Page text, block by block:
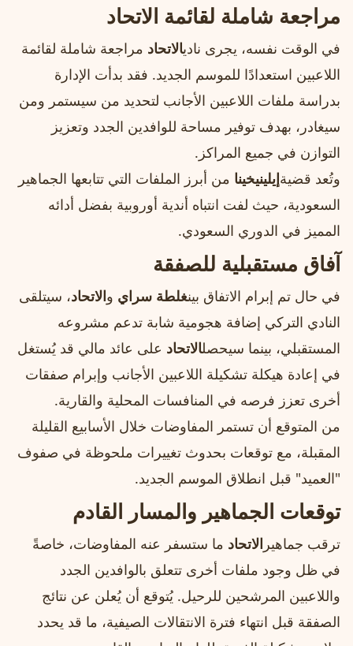
مراجعة شاملة لقائمة الاتحاد
في الوقت نفسه، يجرى ناديالاتحاد مراجعة شاملة لقائمة
اللاعبين استعدادًا للموسم الجديد. فقد بدأت الإدارة
بدراسة ملفات اللاعبين الأجانب لتحديد من سيستمر ومن
سيغادر، بهدف توفير مساحة للوافدين الجدد وتعزيز
التوازن في جميع المراكز.
وتُعد قضيةإيلينيخينا من أبرز الملفات التي تتابعها الجماهير
السعودية، حيث لفت انتباه أندية أوروبية بفضل أدائه
المميز في الدوري السعودي.
آفاق مستقبلية للصفقة
في حال تم إبرام الاتفاق بينغلطة سراي والاتحاد، سيتلقى
النادي التركي إضافة هجومية شابة تدعم مشروعه
المستقبلي، بينما سيحصلالاتحاد على عائد مالي قد يُستغل
في إعادة هيكلة تشكيلة اللاعبين الأجانب وإبرام صفقات
أخرى تعزز فرصه في المنافسات المحلية والقارية.
من المتوقع أن تستمر المفاوضات خلال الأسابيع القليلة
المقبلة، مع توقعات بحدوث تغييرات ملحوظة في صفوف
"العميد" قبل انطلاق الموسم الجديد.
توقعات الجماهير والمسار القادم
ترقب جماهير الاتحاد ما ستسفر عنه المفاوضات، خاصةً
في ظل وجود ملفات أخرى تتعلق بالوافدين الجدد
واللاعبين المرشحين للرحيل. يُتوقع أن يُعلن عن نتائج
الصفقة قبل انتهاء فترة الانتقالات الصيفية، ما قد يحدد